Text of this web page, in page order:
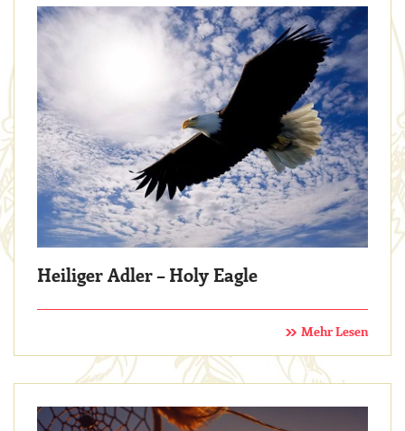
Heiliger Adler – Holy Eagle
Mehr Lesen